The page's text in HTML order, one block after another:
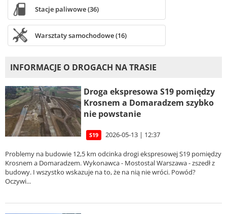
Stacje paliwowe (36)
Warsztaty samochodowe (16)
INFORMACJE O DROGACH NA TRASIE
Droga ekspresowa S19 pomiędzy
Krosnem a Domaradzem szybko
nie powstanie
S19 2026-05-13 | 12:37
Problemy na budowie 12,5 km odcinka drogi ekspresowej S19 pomiędzy
Krosnem a Domaradzem. Wykonawca - Mostostal Warszawa - zszedł z
budowy. I wszystko wskazuje na to, że na nią nie wróci. Powód?
Oczywi...